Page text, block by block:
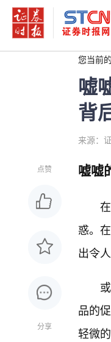
您当前
嘘
背
来源：
点赞
分享
嘘嘘
惑。
出令
品的
轻微